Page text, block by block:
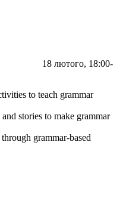
18 лютого, 18:00-
to teach grammar
stories to make grammar
grammar-based